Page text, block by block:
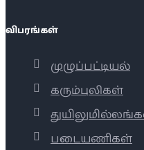
விபரங்கள்
முழுப்பட்டியல்
கரும்புலிகள்
படையணிகள்